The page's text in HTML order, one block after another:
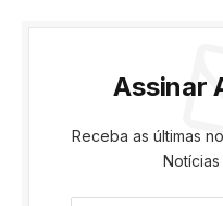
Assinar
Receba as últimas